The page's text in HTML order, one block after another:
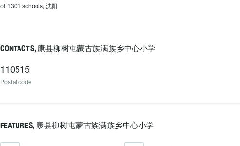
of 1301 schools, 沈阳
CONTACTS, 康县柳树屯蒙古族满族乡中心小学
110515
Postal code
FEATURES, 康县柳树屯蒙古族满族乡中心小学